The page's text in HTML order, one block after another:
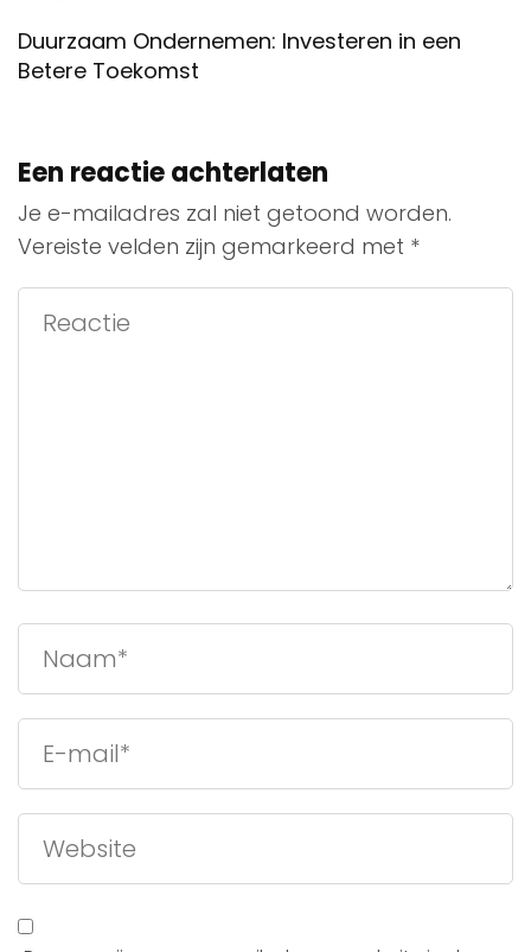
Duurzaam Ondernemen: Investeren in een
Betere Toekomst
Een reactie achterlaten
Je e-mailadres zal niet getoond worden.
Vereiste velden zijn gemarkeerd met *